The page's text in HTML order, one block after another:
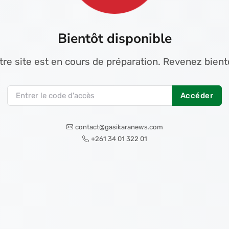
Bientôt disponible
site est en cours de préparation. Revenez
Accéder
contact@gasikaranews.com
+261 34 01 322 01